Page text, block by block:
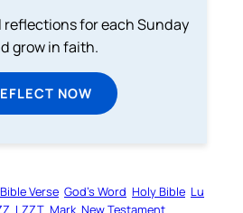
for each Sunday
grow in faith.
NOW
Bible Verse God’s Word Holy Bible Lu
LZZT Mark New Testament